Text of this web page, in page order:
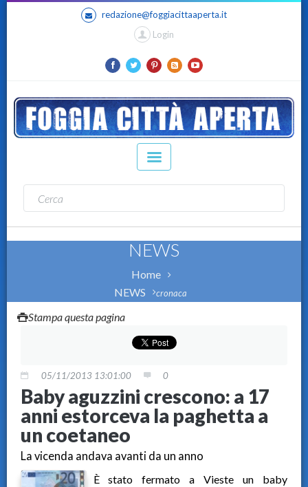
redazione@foggiacittaaperta.it
Login
NEWS
Home
NEWS
cronaca
Stampa questa pagina
05/11/2013 13:01:00 0
Baby aguzzini crescono: a 17
anni estorceva la paghetta a
un coetaneo
La vicenda andava avanti da un anno
È stato fermato a Vieste un baby